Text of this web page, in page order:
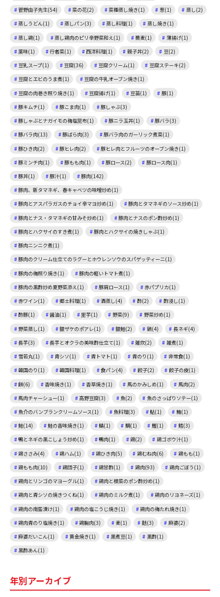
菅野由子先生(54)
菜の花(2) 菜種蒸し焼き(1) 葱(1)
蒸し(2)
蒸しうどん(1)
蒸しパン(3) 蒸し料理(1)
蒸し焼き(1)
蒸し鶏(1)
蒸し鶏肉のピリ辛野菜和え(1) 蕎麦(1)
薄揚げ(1)
薬味(1)
行者菜(1) 西洋料理(1) 親子丼(2)
豆(2)
豆乳スープ(1)
豆腐(36) 豆腐クリーム(1)
豆腐ステーキ(2)
豆腐とエビのうま煮(1)
豆腐の牛乳オーブン焼き(1)
豆腐の肉巻き照り焼き(1)
豆腐揚げ(1) 豆苗(1)
豚(1)
豚キムチ(1)
豚こま肉(1)
豚しゃぶ(3)
豚しゃぶとナガイモの梅塩昆布(1)
豚ニラ玉丼(1)
豚バラ(3)
豚バラ肉(13)
豚ばら肉(3)
豚バラ肉のガーリック煮菜(1)
豚ひき肉(2)
豚ヒレ肉(2)
豚ヒレ肉とフルーツのオーブン焼き(1)
豚ミンチ肉(1)
豚もも肉(1) 豚ロース(2)
豚ロース肉(1)
豚丼(1)
豚汁(1)
豚肉(142)
豚肉、新タマネギ、春キャベツの味噌炒め(1)
豚肉とアスパラガスのチョイ辛マヨ炒め(1)
豚肉とタマネギのソース炒め(1)
豚肉とナス・タマネギの甘みそ炒め(1)
豚肉とナスのポン酢炒め(1)
豚肉とハクサイのすき煮(1)
豚肉とハクサイの焼きしゃぶ(1)
豚肉ニンニク煮(1)
豚肉のクリーム仕立てのラグーとホウレンソウのスパゲッティーニ(1)
豚肉の梅照り焼き(1)
豚肉の軽いトマト煮(1)
豚肉の黒酢炒め夏野菜添え(1)
豚肩ロース(1)
赤パプリカ(1)
赤ワイン(1)
郷土料理(1) 酒蒸し(4) 酢(2)
酢浸し(1)
酢豚(1)
醤油(1) 里芋(1) 野菜(9)
野菜炒め(1)
野菜蒸し(1)
銀ザケのポアレ(1) 銀鮭(2) 鍋(4)
長ネギ(4)
長芋(3)
長芋とオクラの美味酢仕立て(1) 雑炊(2)
雑煮(1)
雪若丸(1)
青シソ(1) 青トマト(1) 青のり(1)
非常食(1)
韓国のり(1)
韓国料理(1) 食パン(4) 餃子(2)
餃子の皮(1)
餅(6)
香味焼き(1) 香草焼き(1) 馬のかみしめ(1)
馬肉(2)
馬肉チャーシュー(1)
高野豆腐(3) 魚(2)
魚のさっぱりソテー(1)
魚介のバンブランクリームソース(1)
魚料理(3) 鮎(1)
鮪(1)
鮭(14)
鮭の香味焼き(1) 鯖(1) 鯛(1) 鰹(1)
鱈(3)
鴨とネギの黒こしょう炒め(1)
鴨肉(1) 鶏(2)
鶏ゴボウ汁(1)
鶏ささみ(4)
鶏ハム(1) 鶏ひき肉(5) 鶏むね肉(6)
鶏もも(1)
鶏もも肉(10)
鶏団子(1) 鶏甘酢(1) 鶏肉(93)
鶏肉ごぼう(1)
鶏肉とリンゴのマヨーグル(1)
鶏肉と根菜のポン酢炒め(1)
鶏肉と青シソの焼きつくね(1)
鶏肉のミルク煮(1)
鶏肉のリヨネーズ(1)
鶏肉の南蛮漬け(1)
鶏肉の塩こうじ焼き(1)
鶏肉の梅たれ焼き(1)
鶏肉青のり塩焼き(1)
鶏胸肉(3) 麦(1) 麩(3)
麻婆(2)
麻婆だいこん(1)
黄金焼き(1) 黒煮豆(1)
黒酢(1)
黒酢あん(1)
年別アーカイブ